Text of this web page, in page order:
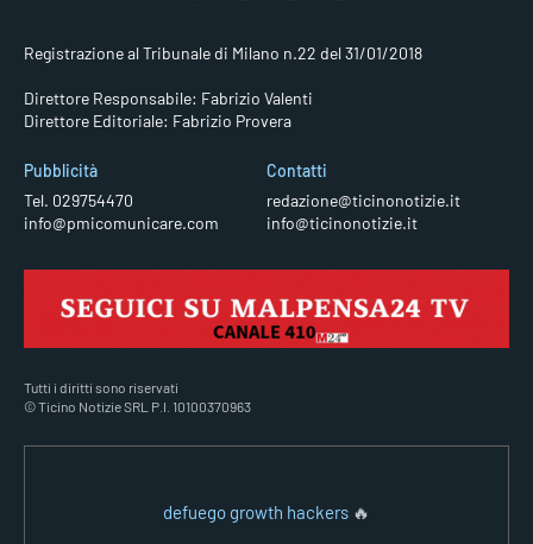
Registrazione al Tribunale di Milano n.22 del 31/01/2018
Direttore Responsabile: Fabrizio Valenti
Direttore Editoriale: Fabrizio Provera
Pubblicità
Tel. 029754470
info@pmicomunicare.com
Contatti
redazione@ticinonotizie.it
info@ticinonotizie.it
Tutti i diritti sono riservati
© Ticino Notizie SRL P.I. 10100370963
defuego growth hackers 🔥